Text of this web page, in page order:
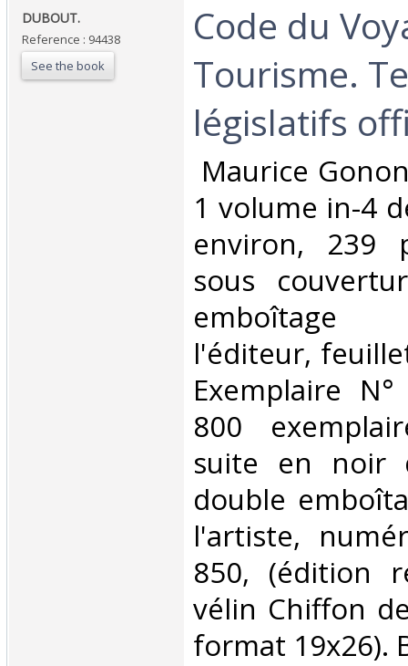
‎DUBOUT.‎
Reference : 94438
See the book
‎Code du
Tourisme.
législatifs
Maurice
1 volume in-4
environ, 239
sous
l'éditeur,
Exemplaire
800
suite en noir
double
l'artiste,
850, (édition
vélin Chiffon
format 19x26).